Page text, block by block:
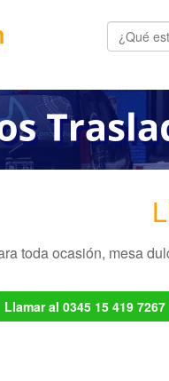
toda ocasión, mesa
Llamar al 0345 15 419 7267